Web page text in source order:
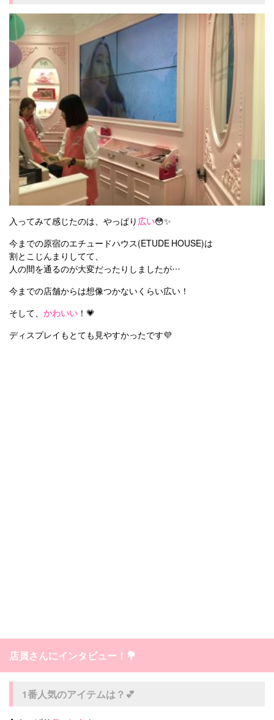
入ってみて感じたのは、やっぱり 広い😳✨
今までの原宿のエチュードハウス(ETUDE HOUSE)は
割とこじんまりしてて、
人の間を通るのが大変だったりしましたが…
今までの店舗からは想像つかないくらい広い！
そして、 かわいい ！💗
ディスプレイもとても見やすかったです💜
店員さんにインタビュー！💐
1番人気のアイテムは？💕